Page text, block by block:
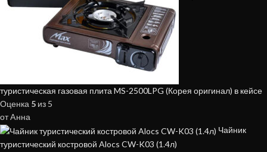
туристическая газовая плита MS-2500LPG (Корея оригинал) в кейсе
Оценка 5 из 5
от Aнна
Чайник
туристический костровой Alocs CW-K03 (1.4л)